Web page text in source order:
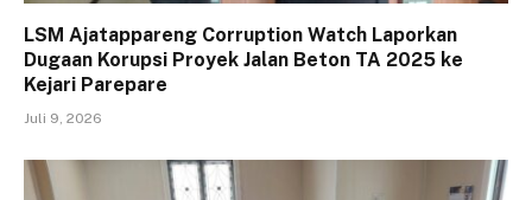
LSM Ajatappareng Corruption Watch Laporkan
Dugaan Korupsi Proyek Jalan Beton TA 2025 ke
Kejari Parepare
Juli 9, 2026